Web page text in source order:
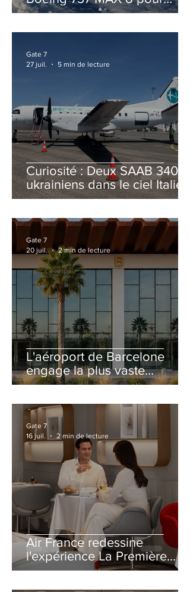
accélérer la modernisation
Curiosité : Deux SAAB 340B
ukrainiens dans le ciel Italien
cet été
Gate 7
27 juil.
5 min de lecture
L'aéroport de Barcelone
engage la plus vaste
rénovation de son Terminal
Gate 7
20 juil.
2 min de lecture
Air France redessine
l'expérience La Première
avec un salon entièrement
Gate 7
16 juil.
2 min de lecture